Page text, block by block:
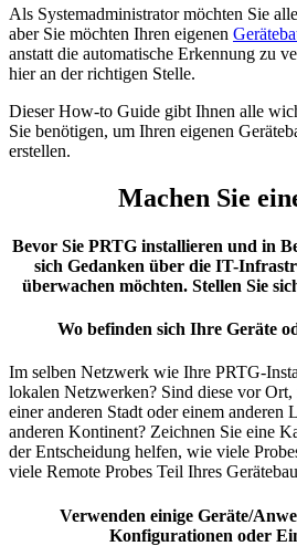
Als Systemadministrator möchten Sie
aber Sie möchten Ihren eigenen
anstatt die automatische Erkennung zu
hier an der richtigen Stelle.
Dieser How-to Guide gibt Ihnen alle
Sie benötigen, um Ihren eigenen
erstellen.
Machen Sie
Bevor Sie PRTG installieren und in
sich Gedanken über die IT-
überwachen möchten. Stellen Sie
Wo befinden sich Ihre Geräte
Im selben Netzwerk wie Ihre PRTG-
lokalen Netzwerken? Sind diese vor
einer anderen Stadt oder einem anderen
anderen Kontinent? Zeichnen Sie eine
der Entscheidung helfen, wie viele
viele Remote Probes Teil Ihres
Verwenden einige Geräte/
Konfigurationen oder